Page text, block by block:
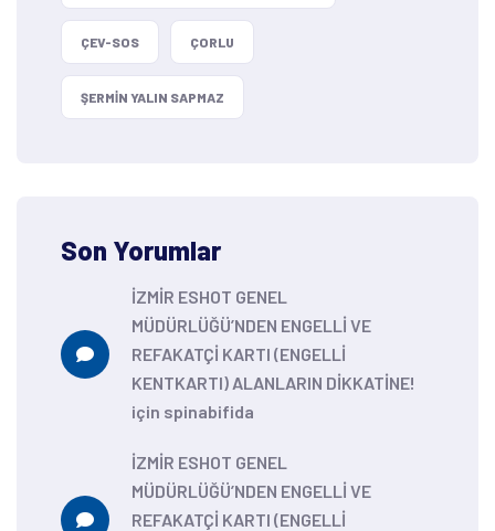
ÇEV-SOS ÇORLU
ŞERMIN YALIN SAPMAZ
Son Yorumlar
İZMİR ESHOT GENEL
MÜDÜRLÜĞÜ’NDEN ENGELLİ VE
REFAKATÇİ KARTI (ENGELLİ
KENTKARTI) ALANLARIN DİKKATİNE!
için spinabifida
İZMİR ESHOT GENEL
MÜDÜRLÜĞÜ’NDEN ENGELLİ VE
REFAKATÇİ KARTI (ENGELLİ